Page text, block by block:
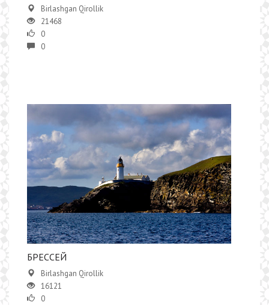
Birlashgan Qirollik
21468
0
0
БРЕССЕЙ
Birlashgan Qirollik
16121
0